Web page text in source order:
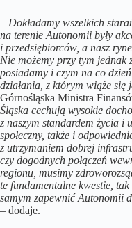
– Dokładamy wszelkich
na terenie Autonomii były
i przedsiębiorców, a nasz
Nie możemy przy tym
posiadamy i czym na co
działania, z którym wiąże się
Górnośląska Ministra
Śląska cechują wysokie
z naszym standardem życia i
społeczny, także i
z utrzymaniem dobrej
czy dogodnych połączeń
regionu, musimy
te fundamentalne kwestie,
samym zapewnić Autonomii
– dodaje.